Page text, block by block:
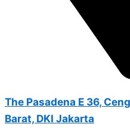
The Pasadena E 36,
Barat, DKI Jakarta